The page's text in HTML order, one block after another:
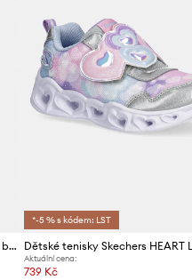
Skechers POWER JAMS 2.0 sneakers boty dětské
*-5 % s kódem: LST
Aktuální cena:
739 Kč